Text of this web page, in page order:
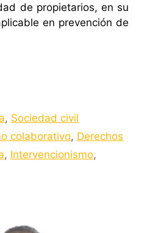
de propietarios, en su
en prevención de
, Sociedad civil
colaborativo, Derechos
, Intervencionismo,